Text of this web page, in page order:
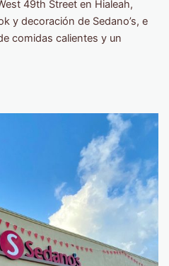
49th Street en Hialeah,
y decoración de Sedano’s, e
comidas calientes y un